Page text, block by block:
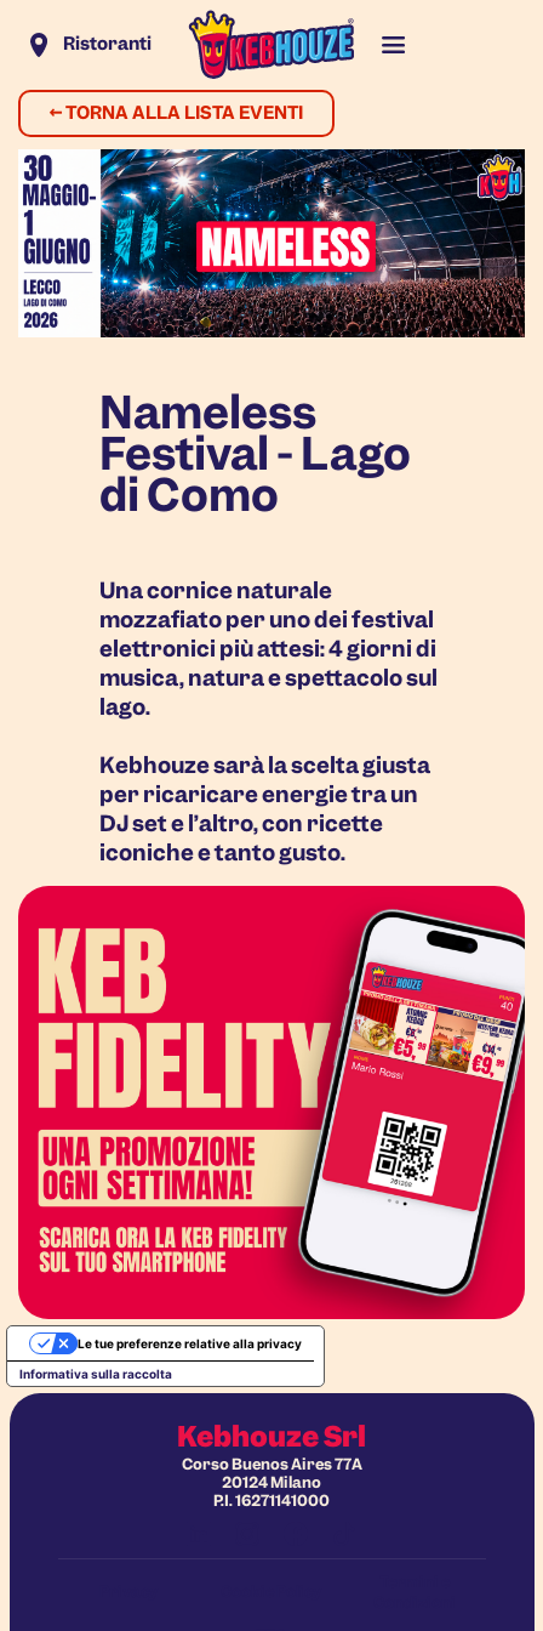
Ristoranti
←TORNA ALLA LISTA EVENTI
Nameless
Festival - Lago
di Como
Una cornice naturale
mozzafiato per uno dei festival
elettronici più attesi: 4 giorni di
musica, natura e spettacolo sul
lago.
Kebhouze sarà la scelta giusta
per ricaricare energie tra un
DJ set e l’altro, con ricette
iconiche e tanto gusto.
Kebhouze Srl
Corso Buenos Aires 77A
20124 Milano
P.I. 16271141000
Informativa sulla raccolta
Le tue preferenze relative alla privacy